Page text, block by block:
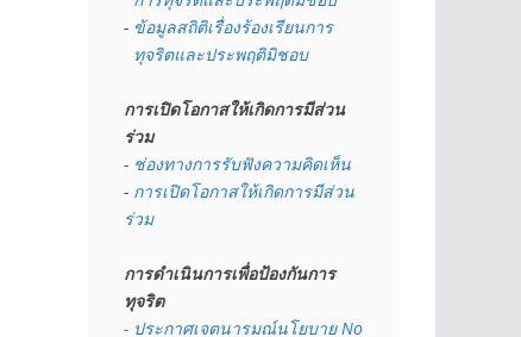
- ข้อมูลสถิติเรื่องร้องเรียนการ
  ทุจริตและประพฤติมิชอบ
การเปิดโอกาสให้เกิดการมีส่วน
ร่วม
- ช่องทางการรับฟังความคิดเห็น
- การเปิดโอกาสให้เกิดการมีส่วน
ร่วม
การดำเนินการเพื่อป้องกันการ
ทุจริต
- ประกาศเจตนารมณ์นโยบาย No